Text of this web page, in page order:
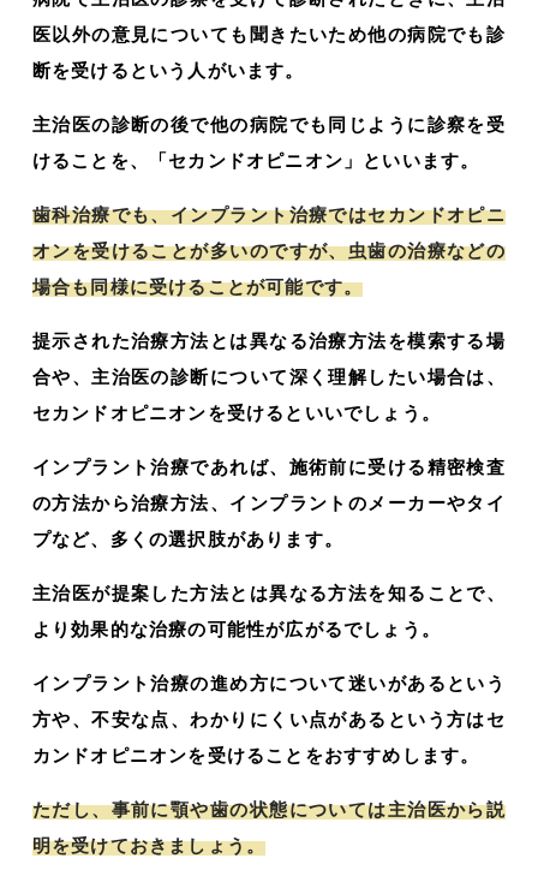
医以外の意見についても聞きたいため他の病院でも診
断を受けるという人がいます。
主治医の診断の後で他の病院でも同じように診察を受
けることを、「セカンドオピニオン」といいます。
歯科治療でも、インプラント治療ではセカンドオピニ
オンを受けることが多いのですが、虫歯の治療などの
場合も同様に受けることが可能です。
提示された治療方法とは異なる治療方法を模索する場
合や、主治医の診断について深く理解したい場合は、
セカンドオピニオンを受けるといいでしょう。
インプラント治療であれば、施術前に受ける精密検査
の方法から治療方法、インプラントのメーカーやタイ
プなど、多くの選択肢があります。
主治医が提案した方法とは異なる方法を知ることで、
より効果的な治療の可能性が広がるでしょう。
インプラント治療の進め方について迷いがあるという
方や、不安な点、わかりにくい点があるという方はセ
カンドオピニオンを受けることをおすすめします。
ただし、事前に顎や歯の状態については主治医から説
明を受けておきましょう。